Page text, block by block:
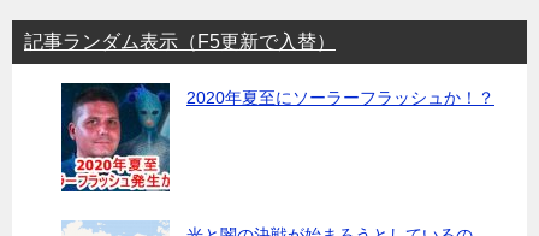
記事ランダム表示（F5更新で入替）
2020年夏至にソーラーフラッシュか！？